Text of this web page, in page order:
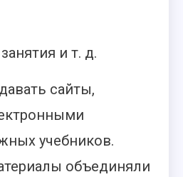
и т. д.
сайты,
учебников.
объединяли